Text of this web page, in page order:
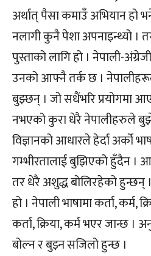
अर्थात् पैसा कमाउँ अभियान हो
नलागी कुनै पेशा अपनाइन्थ्यो ।
पुस्ताको लागि हो । नेपाली-
उनको आफ्नै तर्क छ ।
बुझ्छन् । जो सधैंभरि प्रयोगमा
नभएको कुरा धेरै नेपालीहरुले
विज्ञानको आधारले हेर्दा अर्को
गम्भीरतालाई बुझिएको हुँदैन
तर धेरै अशुद्ध बोलिरहेको
हो । नेपाली भाषामा कर्ता, कर्म,
कर्ता, क्रिया, कर्म भएर जान्छ ।
बोल्न र बुझ्न सजिलो हुन्छ ।